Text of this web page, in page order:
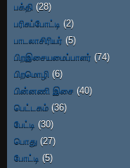
பக்தி (28)
பரிசுப்போட்டி (2)
பாடலாசிரியர் (5)
பிறஇசையமைப்பாளர் (74)
பிறமொழி (6)
பின்னணி இசை (40)
பெட்டகம் (36)
பேட்டி (30)
பொது (27)
போட்டி (5)